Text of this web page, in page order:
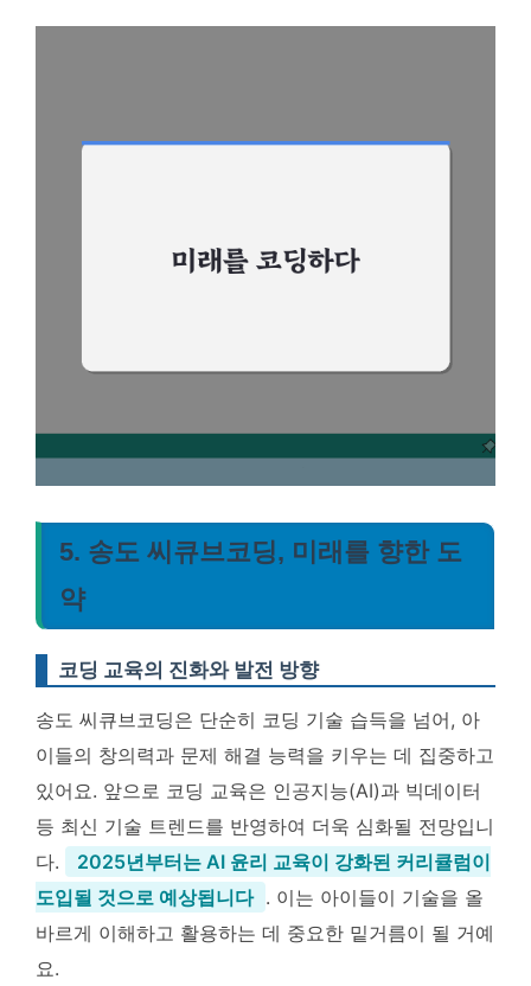
5. 송도 씨큐브코딩, 미래를 향한 도
약
코딩 교육의 진화와 발전 방향
송도 씨큐브코딩은 단순히 코딩 기술 습득을 넘어, 아
이들의 창의력과 문제 해결 능력을 키우는 데 집중하고
있어요. 앞으로 코딩 교육은 인공지능(AI)과 빅데이터
등 최신 기술 트렌드를 반영하여 더욱 심화될 전망입니
다.
2025년부터는 AI 윤리 교육이 강화된 커리큘럼이
도입될 것으로 예상됩니다 . 이는 아이들이 기술을 올
바르게 이해하고 활용하는 데 중요한 밑거름이 될 거예
요.